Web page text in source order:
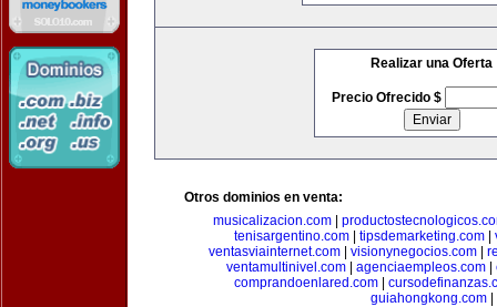
Realizar una Oferta
Precio Ofrecido $
Otros dominios en venta:
musicalizacion.com|
tenisargentino.com
tipsdemarketing.com
ventasviainternet.com
visionynegocios.com
ventamultinivel.com| agenciaempleos.com|
comprandoenlared.com|
guiahongkong.com|